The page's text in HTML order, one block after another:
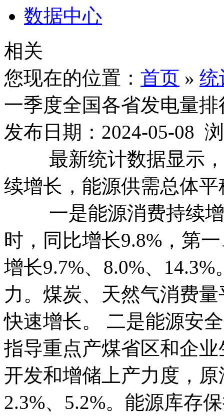
数据中心
相关
您现在的位置： 首页 » 统
一季度全国各省发电量排
发布日期：2024-05-08
最新统计数据显示
续增长，能源供需总体
一是能源消费持续增
时，同比增长9.8%，第
增长9.7%、8.0%、
力。煤炭、天然气消费
快速增长。 二是能源安
指导重点产煤省区和企
开发和增储上产力度，
2.3%、5.2%。能源库存